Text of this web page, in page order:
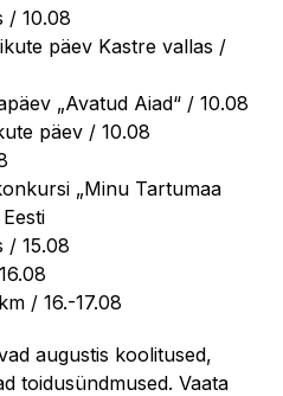
/ 10.08
päev Kastre vallas /
„Avatud Aiad“ / 10.08
päev / 10.08
„Minu Tartumaa
/ 15.08
/ 16.-17.08
augustis koolitused,
toidusündmused. Vaata